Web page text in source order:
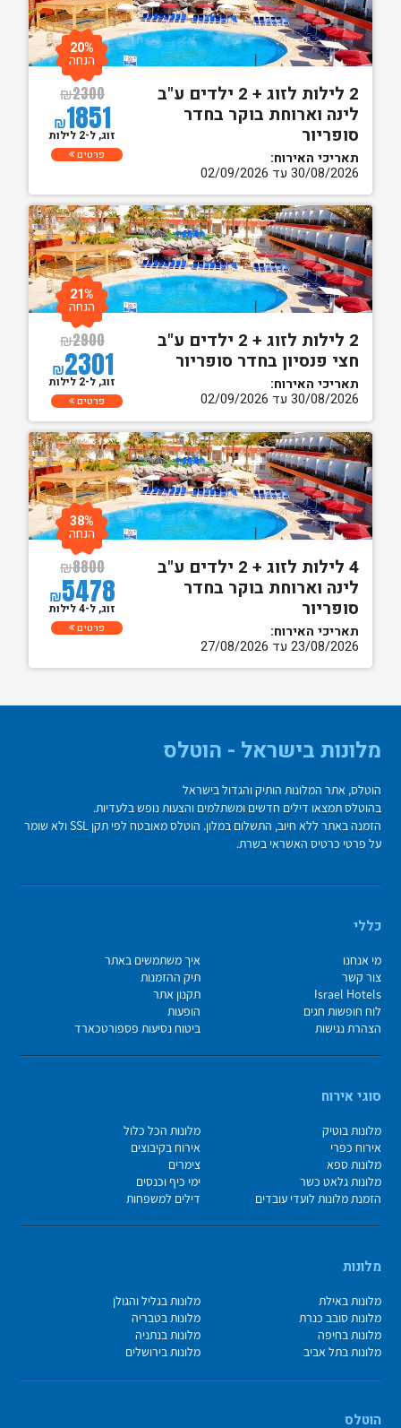
2 לילות לזוג + 2 ילדים ע"ב
לינה וארוחת בוקר בחדר
סופריור
תאריכי האירוח:
30/08/2026 עד 02/09/2026
₪2300
₪1851
20%
הנחה
זוג, ל-2 לילות
פרטים
2 לילות לזוג + 2 ילדים ע"ב
חצי פנסיון בחדר סופריור
תאריכי האירוח:
30/08/2026 עד 02/09/2026
₪2900
₪2301
21%
הנחה
זוג, ל-2 לילות
פרטים
4 לילות לזוג + 2 ילדים ע"ב
לינה וארוחת בוקר בחדר
סופריור
תאריכי האירוח:
23/08/2026 עד 27/08/2026
₪8800
₪5478
38%
הנחה
זוג, ל-4 לילות
פרטים
מלונות בישראל - הוטלס
הוטלס, אתר המלונות הותיק והגדול בישראל
בהוטלס תמצאו דילים חדשים ומשתלמים והצעות נופש בלעדיות.
הזמנה באתר ללא חיוב, התשלום במלון. הוטלס מאובטח לפי תקן SSL ולא שומר
על פרטי כרטיס האשראי בשרת.
כללי
מי אנחנו
איך משתמשים באתר
צור קשר
תיק ההזמנות
Israel Hotels
תקנון אתר
לוח חופשות חגים
הופעות
הצהרת נגישות
ביטוח נסיעות פספורטכארד
סוגי אירוח
מלונות בוטיק
מלונות הכל כלול
אירוח כפרי
אירוח בקיבוצים
מלונות ספא
צימרים
מלונות גלאט כשר
ימי כיף וכנסים
הזמנת מלונות לועדי עובדים
דילים למשפחות
מלונות
מלונות באילת
מלונות בגליל והגולן
מלונות סובב כנרת
מלונות בטבריה
מלונות בחיפה
מלונות בנתניה
מלונות בתל אביב
מלונות בירושלים
הוטלס